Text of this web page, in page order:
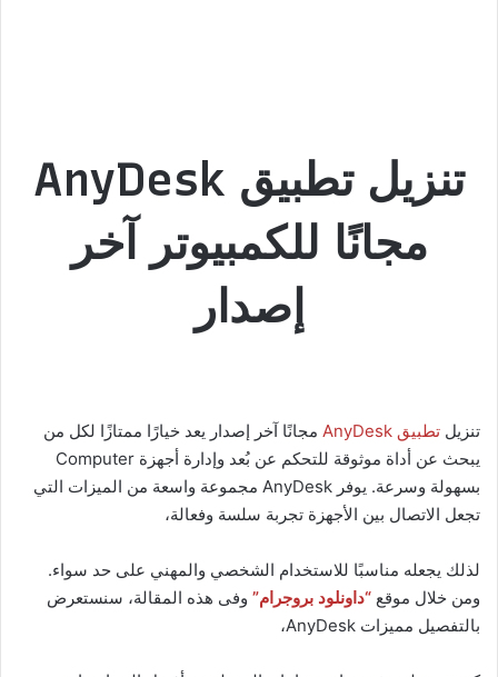
تنزيل تطبيق AnyDesk
مجانًا للكمبيوتر آخر
إصدار
تنزيل تطبيق AnyDesk
مجانًا آخر إصدار يعد خيارًا ممتازًا لكل من
يبحث عن أداة موثوقة للتحكم عن بُعد وإدارة أجهزة Computer
بسهولة وسرعة. يوفر AnyDesk مجموعة واسعة من الميزات التي
تجعل الاتصال بين الأجهزة تجربة سلسة وفعالة،
لذلك يجعله مناسبًا للاستخدام الشخصي والمهني على حد سواء.
ومن خلال موقع “داونلود بروجرام” وفى هذه المقالة، سنستعرض
بالتفصيل مميزات AnyDesk،